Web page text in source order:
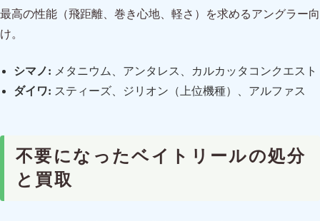
最高の性能（飛距離、巻き心地、軽さ）を求めるアングラー向
け。
シマノ: メタニウム、アンタレス、カルカッタコンクエスト
ダイワ: スティーズ、ジリオン（上位機種）、アルファス
不要になったベイトリールの処分
と買取